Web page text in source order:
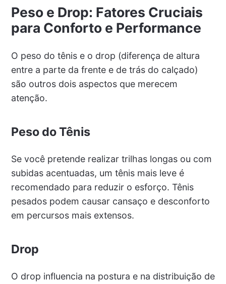
Peso e Drop: Fatores Cruciais
para Conforto e Performance
O peso do tênis e o drop (diferença de altura
entre a parte da frente e de trás do calçado)
são outros dois aspectos que merecem
atenção.
Peso do Tênis
Se você pretende realizar trilhas longas ou com
subidas acentuadas, um tênis mais leve é
recomendado para reduzir o esforço. Tênis
pesados podem causar cansaço e desconforto
em percursos mais extensos.
Drop
O drop influencia na postura e na distribuição de